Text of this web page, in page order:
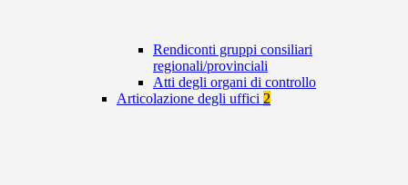
Rendiconti gruppi consiliari
regionali/provinciali
Atti degli organi di controllo
Articolazione degli uffici 2